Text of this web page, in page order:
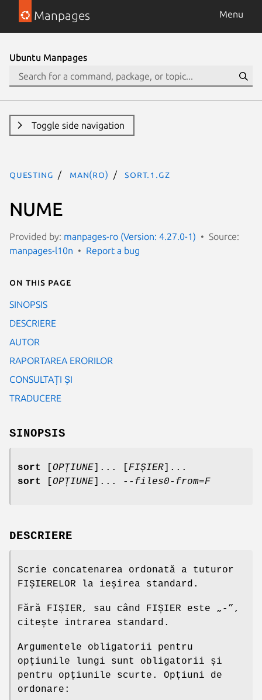
Manpages Menu
Ubuntu Manpages
Toggle side navigation
questing man(ro) sort.1.gz
NUME
Provided by: manpages-ro (Version: 4.27.0-1)
Source:
manpages-l10n
Report a bug
On this page
SINOPSIS
DESCRIERE
AUTOR
RAPORTAREA ERORILOR
CONSULTAȚI ȘI
TRADUCERE
SINOPSIS
sort OPȚIUNE ]... [ FIȘIER ]...
sort
OPȚIUNE ]... --files0-from=F
DESCRIERE
Scrie concatenarea ordonată a tuturor
FIȘIERELOR la ieșirea standard.
Fără FIȘIER, sau când FIȘIER este „-”,
citește intrarea standard.
Argumentele obligatorii pentru
opțiunile lungi sunt obligatorii și
pentru opțiunile scurte. Opțiuni de
ordonare: